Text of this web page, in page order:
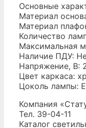
Основные
Материал
Материал
Количество
Максимальная
Наличие ПДУ:
Напряжение, В:
Цвет каркаса:
Цоколь лампы:
Компания
Тел. 39-04-11
Каталог